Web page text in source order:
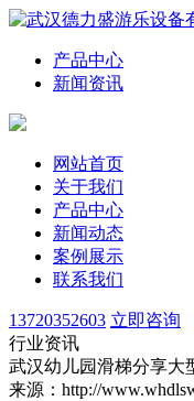
产品中心
新闻资讯
网站首页
关于我们
产品中心
新闻动态
案例展示
联系我们
13720352603 立即咨询
行业资讯
武汉幼儿园滑梯分享大
来源：http://